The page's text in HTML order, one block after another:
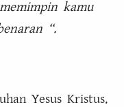
kamu
“.
Yesus Kristus.